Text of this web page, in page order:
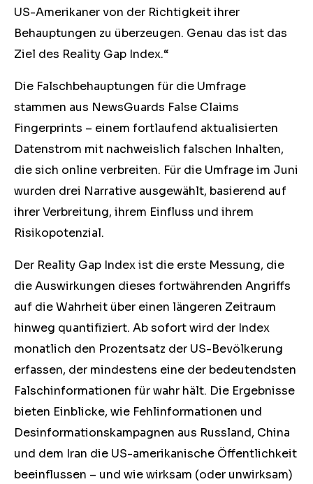
US-Amerikaner von der Richtigkeit ihrer
Behauptungen zu überzeugen. Genau das ist das
Ziel des Reality Gap Index.“
Die Falschbehauptungen für die Umfrage
stammen aus NewsGuards False Claims
Fingerprints – einem fortlaufend aktualisierten
Datenstrom mit nachweislich falschen Inhalten,
die sich online verbreiten. Für die Umfrage im Juni
wurden drei Narrative ausgewählt, basierend auf
ihrer Verbreitung, ihrem Einfluss und ihrem
Risikopotenzial.
Der Reality Gap Index ist die erste Messung, die
die Auswirkungen dieses fortwährenden Angriffs
auf die Wahrheit über einen längeren Zeitraum
hinweg quantifiziert. Ab sofort wird der Index
monatlich den Prozentsatz der US-Bevölkerung
erfassen, der mindestens eine der bedeutendsten
Falschinformationen für wahr hält. Die Ergebnisse
bieten Einblicke, wie Fehlinformationen und
Desinformationskampagnen aus Russland, China
und dem Iran die US-amerikanische Öffentlichkeit
beeinflussen – und wie wirksam (oder unwirksam)